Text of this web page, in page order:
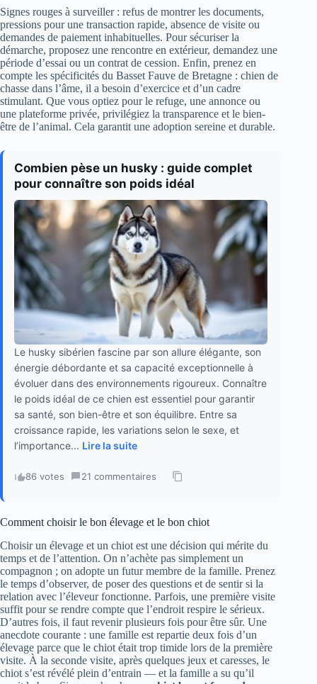
Signes rouges à surveiller : refus de montrer les documents,
pressions pour une transaction rapide, absence de visite ou
demandes de paiement inhabituelles. Pour sécuriser la
démarche, proposez une rencontre en extérieur, demandez une
période d’essai ou un contrat de cession. Enfin, prenez en
compte les spécificités du Basset Fauve de Bretagne : chien de
chasse dans l’âme, il a besoin d’exercice et d’un cadre
stimulant. Que vous optiez pour le refuge, une annonce ou
une plateforme privée, privilégiez la transparence et le bien-
être de l’animal. Cela garantit une adoption sereine et durable.
Combien pèse un husky : guide complet
pour connaître son poids idéal
Le husky sibérien fascine par son allure élégante, son
énergie débordante et sa capacité exceptionnelle à
évoluer dans des environnements rigoureux. Connaître
le poids idéal de ce chien est essentiel pour garantir
sa santé, son bien-être et son équilibre. Entre sa
croissance rapide, les variations selon le sexe, et
l’importance... Lire la suite
86 votes · 21 commentaires ·
Comment choisir le bon élevage et le bon chiot
Choisir un élevage et un chiot est une décision qui mérite du
temps et de l’attention. On n’achète pas simplement un
compagnon ; on adopte un futur membre de la famille. Prenez
le temps d’observer, de poser des questions et de sentir si la
relation avec l’éleveur fonctionne. Parfois, une première visite
suffit pour se rendre compte que l’endroit respire le sérieux.
D’autres fois, il faut revenir plusieurs fois pour être sûr. Une
anecdote courante : une famille est repartie deux fois d’un
élevage parce que le chiot était trop timide lors de la première
visite. À la seconde visite, après quelques jeux et caresses, le
chiot s’est révélé plein d’entrain — et la famille a su qu’il